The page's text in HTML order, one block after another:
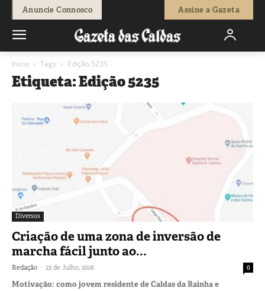
Anuncie Connosco Assine a Gazeta
Início Tags Edição 5235
Etiqueta: Edição 5235
Diversos
Criação de uma zona de inversão de
marcha fácil junto ao...
Redação - 23 de Julho, 2018 0
Motivação: como jovem residente de Caldas da Rainha e